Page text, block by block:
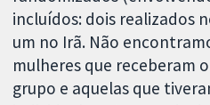
incluídos: dois realizados
um no Irã. Não
mulheres que receberam
grupo e aquelas que